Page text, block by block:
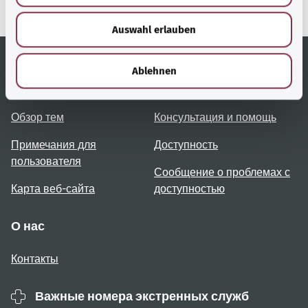
Auswahl erlauben
Ablehnen
Полезные ссылки
Обзор тем
Примечания для
пользователя
Карта веб-сайта
Услуги
Консультация и помощь
Доступность
Сообщение о проблемах с
доступностью
О нас
Контакты
Важные номера экстренных служб